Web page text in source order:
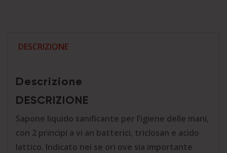
DESCRIZIONE
Descrizione
DESCRIZIONE
Sapone liquido sanificante per l’igiene delle mani,
con 2 principi a vi an batterici, triclosan e acido
lattico. Indicato nei se ori ove sia importante